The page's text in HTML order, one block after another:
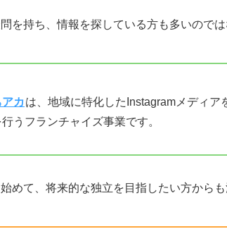
を持ち、情報を探している方も多いのでは
アカ は、地域に特化したInstagramメディ
うフランチャイズ事業です。
めて、将来的な独立を目指したい方からも